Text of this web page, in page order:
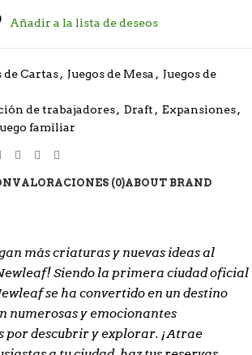
Añadir a la lista de deseos
de Cartas, Juegos de Mesa , Juegos de
de trabajadores, Draft , Expansiones,
familiar
VALORACIONES (0)ABOUT BRAND
más criaturas y nuevas ideas al
Siendo la primera ciudad oficial
se ha convertido en un destino
numerosas y emocionantes
por descubrir y explorar. ¡Atrae